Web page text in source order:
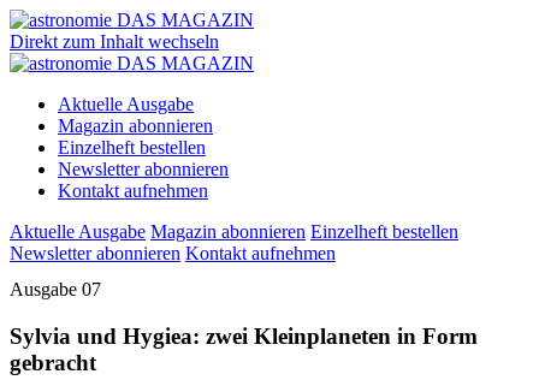
Direkt zum Inhalt wechseln
Aktuelle Ausgabe
Magazin abonnieren
Einzelheft bestellen
Newsletter abonnieren
Kontakt aufnehmen
Aktuelle Ausgabe Magazin abonnieren Einzelheft bestellen
Newsletter abonnieren Kontakt aufnehmen
Ausgabe 07
Sylvia und Hygiea: zwei Kleinplaneten in Form
gebracht